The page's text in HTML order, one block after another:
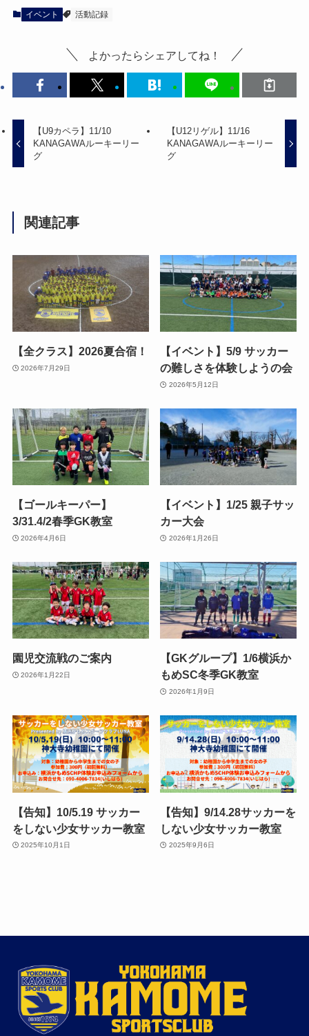
イベント 活動記録
よかったらシェアしてね！
【U9カペラ】11/10
KANAGAWAルーキーリー
グ
【U12リゲル】11/16
KANAGAWAルーキーリー
グ
関連記事
【全クラス】2026夏合宿！
2026年7月29日
【イベント】5/9 サッカー
の難しさを体験しようの会
2026年5月12日
【ゴールキーパー】
3/31.4/2春季GK教室
2026年4月6日
【イベント】1/25 親子サッ
カー大会
2026年1月26日
園児交流戦のご案内
2026年1月22日
【GKグループ】1/6横浜か
もめSC冬季GK教室
2026年1月9日
【告知】10/5.19 サッカー
をしない少女サッカー教室
2025年10月1日
【告知】9/14.28サッカーを
しない少女サッカー教室
2025年9月6日